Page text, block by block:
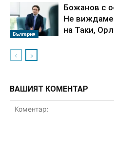
България
Божанов с
Не виждаме
на Таки,
ВАШИЯТ КОМЕНТАР